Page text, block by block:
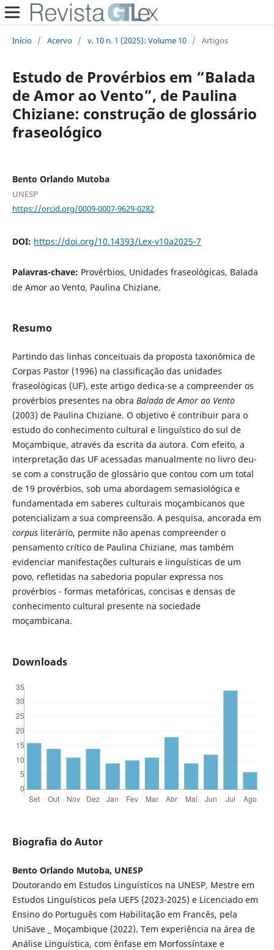
Início / Acervo / v. 10 n. 1 (2025): Volume 10 / Artigos
Estudo de Provérbios em “Balada
de Amor ao Vento”, de Paulina
Chiziane: construção de glossário
fraseológico
Bento Orlando Mutoba
UNESP
https://orcid.org/0009-0007-9629-0282
DOI: https://doi.org/10.14393/Lex-v10a2025-7
Palavras-chave: Provérbios, Unidades fraseológicas, Balada
de Amor ao Vento, Paulina Chiziane.
Resumo
Partindo das linhas conceituais da proposta taxonômica de
Corpas Pastor (1996) na classificação das unidades
fraseológicas (UF), este artigo dedica-se a compreender os
provérbios presentes na obra Balada de Amor ao Vento
(2003) de Paulina Chiziane. O objetivo é contribuir para o
estudo do conhecimento cultural e linguístico do sul de
Moçambique, através da escrita da autora. Com efeito, a
interpretação das UF acessadas manualmente no livro deu-
se com a construção de glossário que contou com um total
de 19 provérbios, sob uma abordagem semasiológica e
fundamentada em saberes culturais moçambicanos que
potencializam a sua compreensão. A pesquisa, ancorada em
corpus literário, permite não apenas compreender o
pensamento crítico de Paulina Chiziane, mas também
evidenciar manifestações culturais e linguísticas de um
povo, refletidas na sabedoria popular expressa nos
provérbios - formas metafóricas, concisas e densas de
conhecimento cultural presente na sociedade
moçambicana.
Downloads
Biografia do Autor
Bento Orlando Mutoba, UNESP
Doutorando em Estudos Linguísticos na UNESP, Mestre em
Estudos Linguísticos pela UEFS (2023-2025) e Licenciado em
Ensino do Português com Habilitação em Francês, pela
UniSave _ Moçambique (2022). Tem experiência na área de
Análise Linguística, com ênfase em Morfossíntaxe e